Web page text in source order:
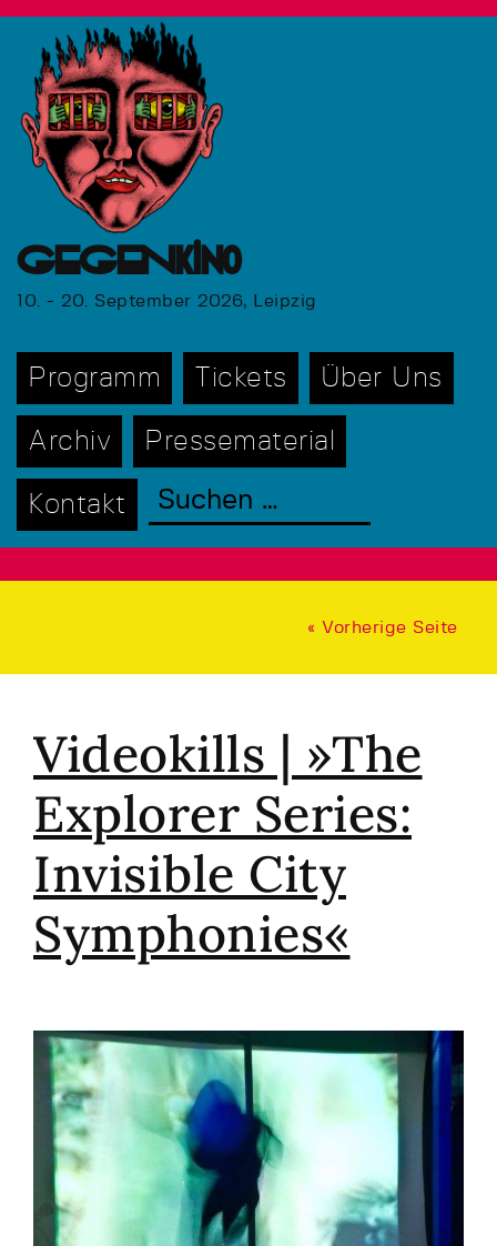
GEGENkino
10. - 20. September 2026, Leipzig
Programm Tickets Über Uns
Archiv Pressematerial
Kontakt
« Vorherige Seite
Videokills | »The
Explorer Series:
Invisible City
Symphonies«